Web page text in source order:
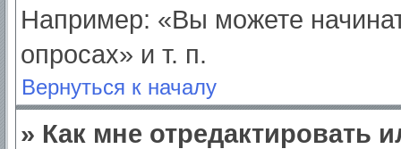
Например: «Вы можете
опросах» и т. п.
Вернуться к началу
» Как мне отредактировать